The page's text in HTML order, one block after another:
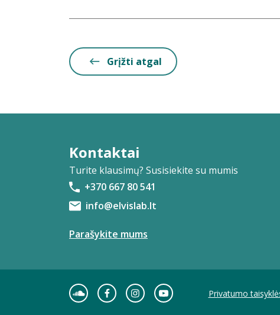
Grįžti atgal
Kontaktai
Turite klausimų? Susisiekite su mumis
+370 667 80 541
info@elvislab.lt
Parašykite mums
Privatumo